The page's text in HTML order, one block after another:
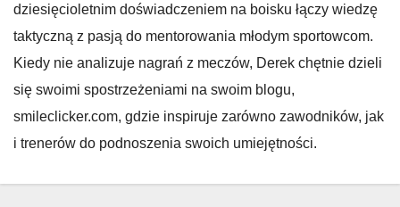
dziesięcioletnim doświadczeniem na boisku łączy wiedzę
taktyczną z pasją do mentorowania młodym sportowcom.
Kiedy nie analizuje nagrań z meczów, Derek chętnie dzieli
się swoimi spostrzeżeniami na swoim blogu,
smileclicker.com, gdzie inspiruje zarówno zawodników, jak
i trenerów do podnoszenia swoich umiejętności.